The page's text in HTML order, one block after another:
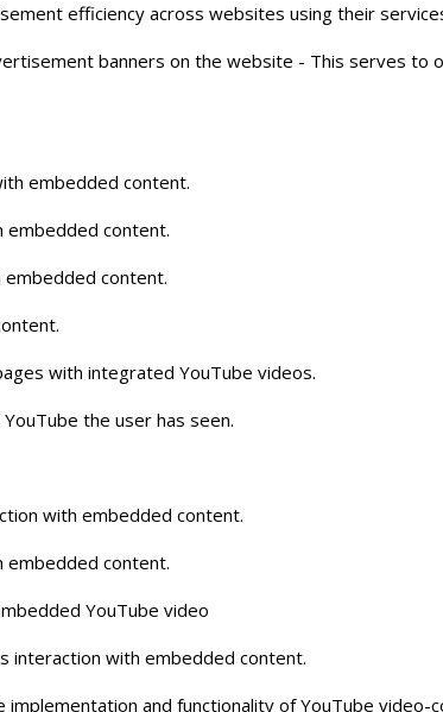
efficiency across websites using their
banners on the website - This serves
embedded content.
embedded content.
embedded content.
with integrated YouTube videos.
the user has seen.
with embedded content.
embedded content.
YouTube video
interaction with embedded content.
implementation and functionality of YouTube video-